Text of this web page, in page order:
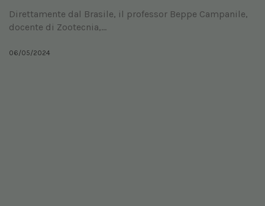
Direttamente dal Brasile, il professor Beppe Campanile,
docente di Zootecnia,...
06/05/2024